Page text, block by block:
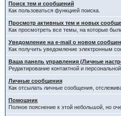
Поиск тем и сообщений
Как пользоваться функцией поиска.
Просмотр активных тем и новых
Как просмотреть все темы, на которые
Уведомление на е-mail о новом
Как получить уведомление электронным
Ваша панель управления (Личные
Редактирование контактной и
Личные сообщения
Как отсылать личные сообщения,
Помошник
Полное пояснение к этой небольшой, но